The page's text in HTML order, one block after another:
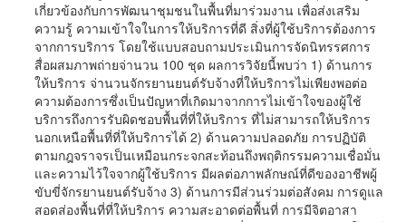
เกี่ยวข้องกับการพัฒนาชุมชนในพื้นที่มาร่วมงาน เพื่อส่งเสริม
ความรู้ ความเข้าใจในการให้บริการที่ดี สิ่งที่ผู้ใช้บริการต้องการ
จากการบริการ โดยใช้แบบสอบถามประเมินการจัดนิทรรศการ
สื่อผสมภาพถ่ายจ่านวน 100 ชุด ผลการวิจัยนี้พบว่า 1) ด้านการ
ให้บริการ จ่านวนจักรยานยนต์รับจ้างที่ให้บริการไม่เพียงพอต่อ
ความต้องการซึ่งเป็นปัญหาที่เกิดมาจากการไม่เข้าใจของผู้ใช้
บริการถึงการรับผิดชอบพื้นที่ที่ให้บริการ ที่ไม่สามารถให้บริการ
นอกเหนือพื้นที่ที่ให้บริการได้ 2) ด้านความปลอดภัย การปฏิบัติ
ตามกฎจราจรเป็นเหมือนกระจกสะท้อนถึงพฤติกรรมความเชื่อมั่น
และความไว้ใจจากผู้ใช้บริการ มีผลต่อภาพลักษณ์ที่ดีของอาชีพผู้
ขับขี่จักรยานยนต์รับจ้าง 3) ด้านการมีส่วนร่วมต่อสังคม การดูแล
สอดส่องพื้นที่ที่ให้บริการ ความสะอาดต่อพื้นที่ การมีจิตอาสา